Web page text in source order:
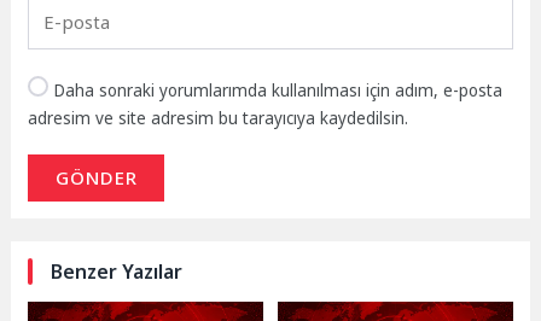
Daha sonraki yorumlarımda kullanılması için adım, e-posta
adresim ve site adresim bu tarayıcıya kaydedilsin.
GÖNDER
Benzer Yazılar